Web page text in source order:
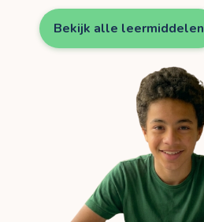
Bekijk alle leermiddelen